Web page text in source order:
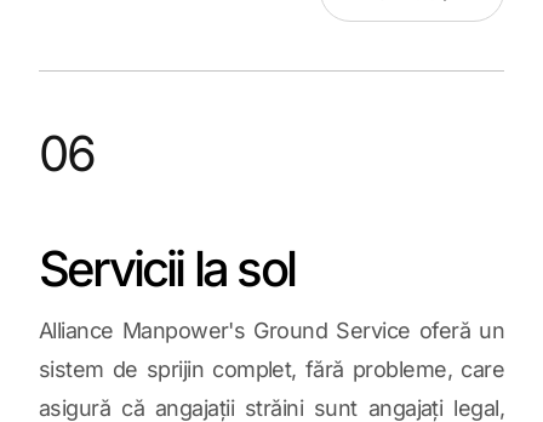
06
Servicii la sol
Alliance Manpower's Ground Service oferă un
sistem de sprijin complet, fără probleme, care
asigură că angajații străini sunt angajați legal,